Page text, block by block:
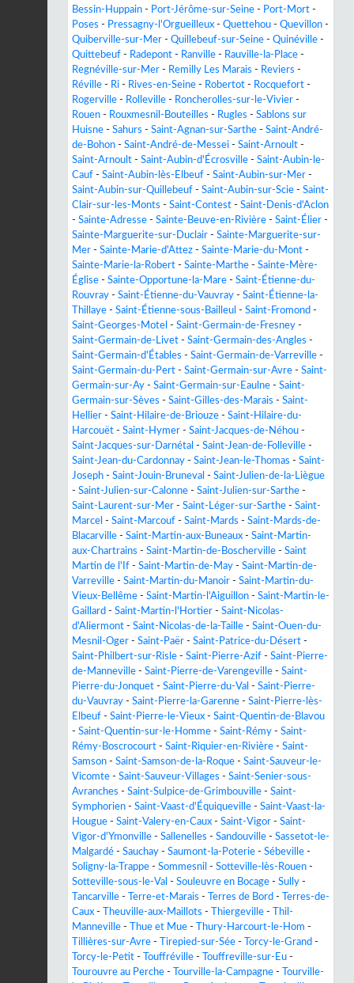
Bessin-Huppain - Port-Jérôme-sur-Seine - Port-Mort -
Poses - Pressagny-l'Orgueilleux - Quettehou - Quevillon -
Quiberville-sur-Mer - Quillebeuf-sur-Seine - Quinéville -
Quittebeuf - Radepont - Ranville - Rauville-la-Place -
Regnéville-sur-Mer - Remilly Les Marais - Reviers -
Réville - Ri - Rives-en-Seine - Robertot - Rocquefort -
Rogerville - Rolleville - Roncherolles-sur-le-Vivier -
Rouen - Rouxmesnil-Bouteilles - Rugles - Sablons sur
Huisne - Sahurs - Saint-Agnan-sur-Sarthe - Saint-André-
de-Bohon - Saint-André-de-Messei - Saint-Arnoult -
Saint-Arnoult - Saint-Aubin-d'Écrosville - Saint-Aubin-le-
Cauf - Saint-Aubin-lès-Elbeuf - Saint-Aubin-sur-Mer -
Saint-Aubin-sur-Quillebeuf - Saint-Aubin-sur-Scie - Saint-
Clair-sur-les-Monts - Saint-Contest - Saint-Denis-d'Aclon
- Sainte-Adresse - Sainte-Beuve-en-Rivière - Saint-Élier -
Sainte-Marguerite-sur-Duclair - Sainte-Marguerite-sur-
Mer - Sainte-Marie-d'Attez - Sainte-Marie-du-Mont -
Sainte-Marie-la-Robert - Sainte-Marthe - Sainte-Mère-
Église - Sainte-Opportune-la-Mare - Saint-Étienne-du-
Rouvray - Saint-Étienne-du-Vauvray - Saint-Étienne-la-
Thillaye - Saint-Étienne-sous-Bailleul - Saint-Fromond -
Saint-Georges-Motel - Saint-Germain-de-Fresney -
Saint-Germain-de-Livet - Saint-Germain-des-Angles -
Saint-Germain-d'Étables - Saint-Germain-de-Varreville -
Saint-Germain-du-Pert - Saint-Germain-sur-Avre - Saint-
Germain-sur-Ay - Saint-Germain-sur-Eaulne - Saint-
Germain-sur-Sèves - Saint-Gilles-des-Marais - Saint-
Hellier - Saint-Hilaire-de-Briouze - Saint-Hilaire-du-
Harcouët - Saint-Hymer - Saint-Jacques-de-Néhou -
Saint-Jacques-sur-Darnétal - Saint-Jean-de-Folleville -
Saint-Jean-du-Cardonnay - Saint-Jean-le-Thomas - Saint-
Joseph - Saint-Jouin-Bruneval - Saint-Julien-de-la-Liègue
- Saint-Julien-sur-Calonne - Saint-Julien-sur-Sarthe -
Saint-Laurent-sur-Mer - Saint-Léger-sur-Sarthe - Saint-
Marcel - Saint-Marcouf - Saint-Mards - Saint-Mards-de-
Blacarville - Saint-Martin-aux-Buneaux - Saint-Martin-
aux-Chartrains - Saint-Martin-de-Boscherville - Saint
Martin de l'If - Saint-Martin-de-May - Saint-Martin-de-
Varreville - Saint-Martin-du-Manoir - Saint-Martin-du-
Vieux-Bellême - Saint-Martin-l'Aiguillon - Saint-Martin-le-
Gaillard - Saint-Martin-l'Hortier - Saint-Nicolas-
d'Aliermont - Saint-Nicolas-de-la-Taille - Saint-Ouen-du-
Mesnil-Oger - Saint-Paër - Saint-Patrice-du-Désert -
Saint-Philbert-sur-Risle - Saint-Pierre-Azif - Saint-Pierre-
de-Manneville - Saint-Pierre-de-Varengeville - Saint-
Pierre-du-Jonquet - Saint-Pierre-du-Val - Saint-Pierre-
du-Vauvray - Saint-Pierre-la-Garenne - Saint-Pierre-lès-
Elbeuf - Saint-Pierre-le-Vieux - Saint-Quentin-de-Blavou
- Saint-Quentin-sur-le-Homme - Saint-Rémy - Saint-
Rémy-Boscrocourt - Saint-Riquier-en-Rivière - Saint-
Samson - Saint-Samson-de-la-Roque - Saint-Sauveur-le-
Vicomte - Saint-Sauveur-Villages - Saint-Senier-sous-
Avranches - Saint-Sulpice-de-Grimbouville - Saint-
Symphorien - Saint-Vaast-d'Équiqueville - Saint-Vaast-la-
Hougue - Saint-Valery-en-Caux - Saint-Vigor - Saint-
Vigor-d'Ymonville - Sallenelles - Sandouville - Sassetot-le-
Malgardé - Sauchay - Saumont-la-Poterie - Sébeville -
Soligny-la-Trappe - Sommesnil - Sotteville-lès-Rouen -
Sotteville-sous-le-Val - Souleuvre en Bocage - Sully -
Tancarville - Terre-et-Marais - Terres de Bord -
Terres-de-
Caux - Theuville-aux-Maillots - Thiergeville -
Thil-
Manneville - Thue et Mue - Thury-Harcourt-le-Hom -
Tillières-sur-Avre - Tirepied-sur-Sée - Torcy-le-Grand -
Torcy-le-Petit - Touffréville - Touffreville-sur-Eu -
Tourouvre au Perche - Tourville-la-Campagne -
Tourville-